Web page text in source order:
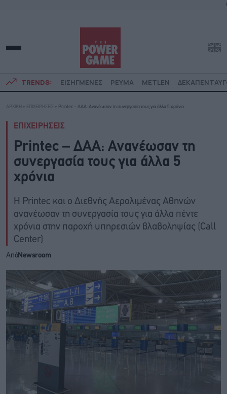
TRENDS: ΕΙΣΗΓΜΕΝΕΣ ΡΕΥΜΑ METLEN
ΑΡΧΙΚΗ » ΕΠΙΧΕΙΡΗΣΕΙΣ » Printec – ΔΑΑ: Ανανέωσαν τη συνεργασία τους για άλλα 5 χρόνια
ΕΠΙΧΕΙΡΗΣΕΙΣ
Printec – ΔΑΑ: Ανανέωσαν τη
συνεργασία τους για άλλα 5
χρόνια
Η Printec και ο Διεθνής Αερολιμένας Αθηνών
ανανέωσαν τη συνεργασία τους για άλλα πέντε
χρόνια στην παροχή υπηρεσιών βλαβοληψίας (Call
Center)
ΑπόNewsroom